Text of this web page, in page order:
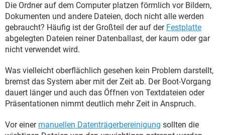
Die Ordner auf dem Computer platzen förmlich vor Bildern,
Dokumenten und andere Dateien, doch nicht alle werden
gebraucht? Häufig ist der Großteil der auf der Festplatte
abgelegten Dateien reiner Datenballast, der kaum oder gar
nicht verwendet wird.
Was vielleicht oberflächlich gesehen kein Problem darstellt,
bremst das System aber mit der Zeit ab. Der Boot-Vorgang
dauert länger und auch das Öffnen von Textdateien oder
Präsentationen nimmt deutlich mehr Zeit in Anspruch.
Vor einer manuellen Datenträgerbereinigung sollten die